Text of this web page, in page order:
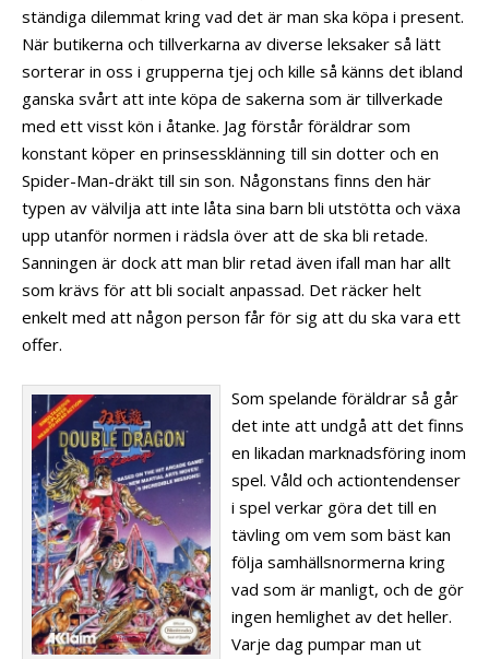
ständiga dilemmat kring vad det är man ska köpa i present.
När butikerna och tillverkarna av diverse leksaker så lätt
sorterar in oss i grupperna tjej och kille så känns det ibland
ganska svårt att inte köpa de sakerna som är tillverkade
med ett visst kön i åtanke. Jag förstår föräldrar som
konstant köper en prinsessklänning till sin dotter och en
Spider-Man-dräkt till sin son. Någonstans finns den här
typen av välvilja att inte låta sina barn bli utstötta och växa
upp utanför normen i rädsla över att de ska bli retade.
Sanningen är dock att man blir retad även ifall man har allt
som krävs för att bli socialt anpassad. Det räcker helt
enkelt med att någon person får för sig att du ska vara ett
offer.
Som spelande föräldrar så går
det inte att undgå att det finns
en likadan marknadsföring inom
spel. Våld och actiontendenser
i spel verkar göra det till en
tävling om vem som bäst kan
följa samhällsnormerna kring
vad som är manligt, och de gör
ingen hemlighet av det heller.
Varje dag pumpar man ut